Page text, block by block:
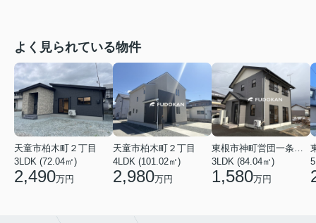
よく見られている物件
天童市柏木町２丁目
3LDK (72.04㎡)
2,490万円
天童市柏木町２丁目
4LDK (101.02㎡)
2,980万円
東根市神町営団一条通り
3LDK (84.04㎡)
1,580万円